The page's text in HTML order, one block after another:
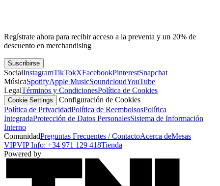
Regístrate ahora para recibir acceso a la preventa y un 20% de
descuento en merchandising
Suscribirse
SocialInstagramTikTokXFacebookPinterestSnapchat
MúsicaSpotifyApple MusicSoundcloudYouTube
LegalTérminos y CondicionesPolítica de Cookies
Cookie Settings
Configuración de Cookies
Política de PrivacidadPolítica de ReembolsosPolítica
IntegradaProtección de Datos PersonalesSistema de Información
Interno
ComunidadPreguntas Frecuentes / ContactoAcerca deMesas
VIPVIP Info: +34 971 129 418Tienda
Powered by